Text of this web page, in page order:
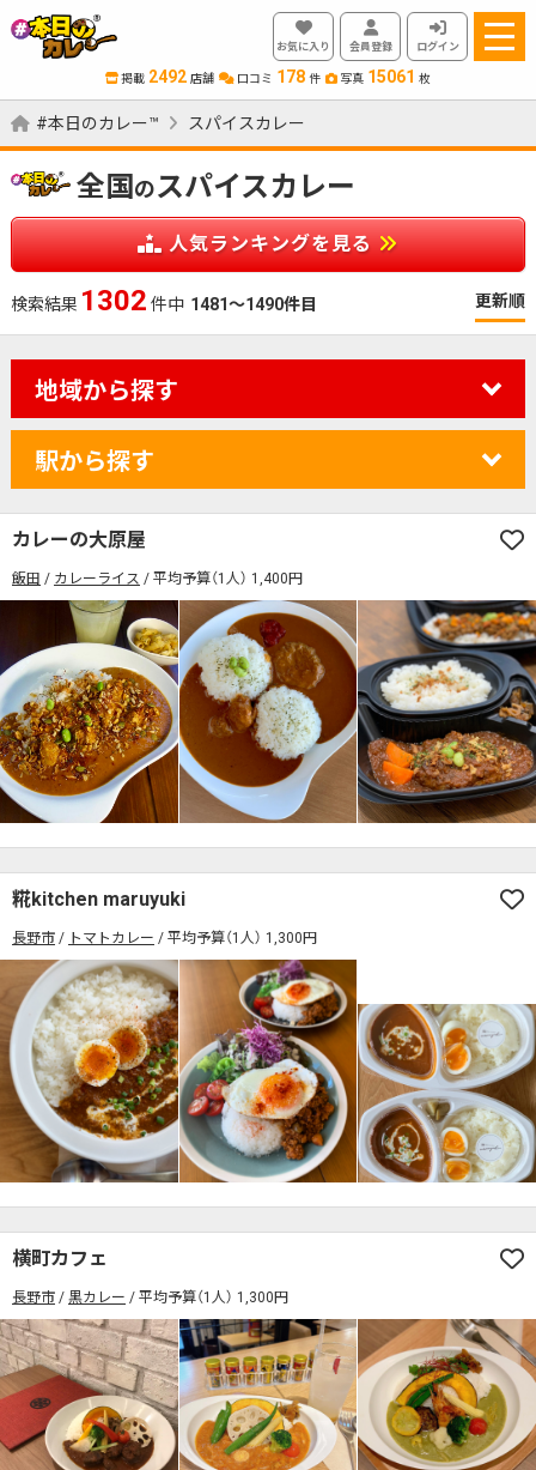
お気に入り 会員登録 ログイン
掲載 2492 店舗 口コミ 178 件 写真 15061 枚
#本日のカレー™ スパイスカレー
全国 のスパイスカレー
人気ランキングを見る
検索結果 1469 件中 1481～1490件目 更新順
地域から探す
カレーのジャンルを絞り込む
無料駐車場あり 1人でも入りやすいお店
モーニングあり ランチあり 夜10時以降も営業
年中無休 5名以上の団体歓迎 テイクアウトOK
デリバリー対応 禁煙席のみ 喫煙席あり
カウンター席あり テーブル席あり テラス席あり
テラス席ペット可 子連れ・赤ちゃんOK
キッズメニューあり
#本日のカレー見た！で特典あり
検索する
駅から探す
カレーのジャンルを絞り込む
席の予約可 駅から徒歩5分以内
無料駐車場あり 1人でも入りやすいお店
モーニングあり ランチあり 夜10時以降も営業
年中無休 5名以上の団体歓迎 テイクアウトOK
デリバリー対応 禁煙席のみ 喫煙席あり
カウンター席あり テーブル席あり テラス席あり
テラス席ペット可
カレー専門店 辛さが選べるお店
キッズメニューあり ポイント貯まる・使える
カード決済可 電子マネー決済可
#本日のカレー見た！で特典あり
検索する
カレーの大原屋
飯田 カレーライス 平均予算（1人） 1,400円
糀kitchen maruyuki
長野市 トマトカレー 平均予算（1人） 1,300円
横町カフェ
長野市 黒カレー 平均予算（1人） 1,300円